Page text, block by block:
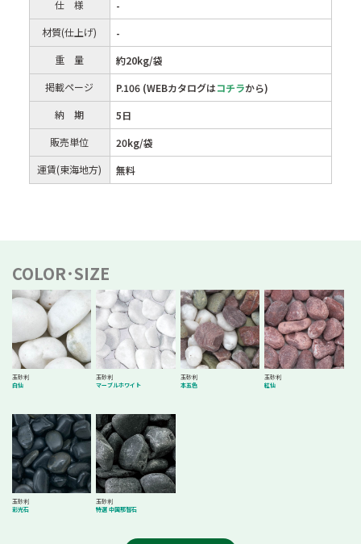
仕 様
-
材質(仕上げ)
-
重 量
約20kg/袋
掲載ページ
P.106 (WEBカタログはコチラから)
納 期
5日
販売単位
20kg/袋
運賃(東海地方)
無料
COLOR･SIZE
玉砂利
白仙
玉砂利
マーブルホワイト
玉砂利
本五色
玉砂利
紅仙
玉砂利
彩光石
玉砂利
特選 中国那智石